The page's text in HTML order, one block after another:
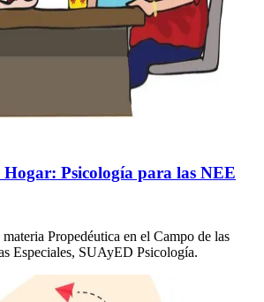
Psicología para las NEE
Propedéutica en el Campo de las
Especiales, SUAyED Psicología.